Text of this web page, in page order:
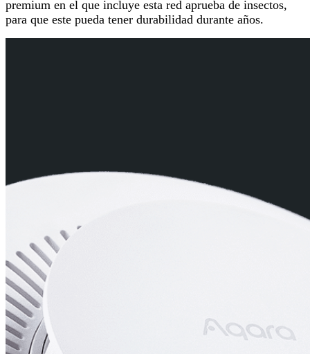
premium en el que incluye esta red aprueba de insectos,
para que este pueda tener durabilidad durante años.